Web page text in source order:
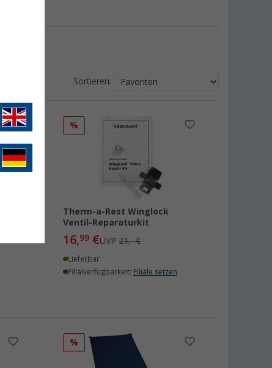
Sortieren:
%
Therm-a-Rest Winglock
Ventil-Reparaturkit
16,99 €UVP21,- €
Lieferbar
Filialverfügbarkeit: Filiale setzen
%